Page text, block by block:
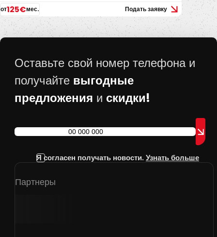
от125€мес. Подать заявку
Оставьте свой номер телефона и
получайте выгодные
предложения и скидки!
Я согласен получать новости. Узнать больше
Партнеры